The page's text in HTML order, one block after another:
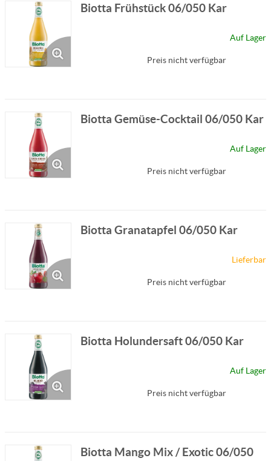
Biotta Frühstück 06/050 Kar
Auf Lager
Preis nicht verfügbar
Biotta Gemüse-Cocktail 06/050 Kar
Auf Lager
Preis nicht verfügbar
Biotta Granatapfel 06/050 Kar
Lieferbar
Preis nicht verfügbar
Biotta Holundersaft 06/050 Kar
Auf Lager
Preis nicht verfügbar
Biotta Mango Mix / Exotic 06/050